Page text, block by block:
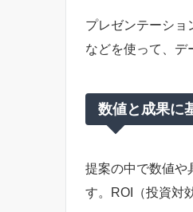
プレゼンテーショ
などを使って、デ
数値と成果に
提案の中で数値や
す。ROI（投資対